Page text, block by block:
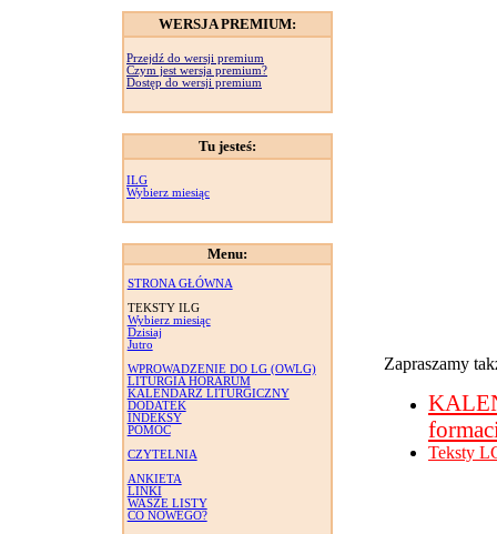
WERSJA PREMIUM:
Przejdź do wersji premium
Czym jest wersja premium?
Dostęp do wersji premium
Tu jesteś:
ILG
Wybierz miesiąc
Menu:
STRONA GŁÓWNA
TEKSTY ILG
Wybierz miesiąc
Dzisiaj
Jutro
WPROWADZENIE DO LG (OWLG)
LITURGIA HORARUM
KALENDARZ LITURGICZNY
DODATEK
INDEKSY
POMOC
CZYTELNIA
ANKIETA
LINKI
WASZE LISTY
CO NOWEGO?
Zapraszamy
Teksty